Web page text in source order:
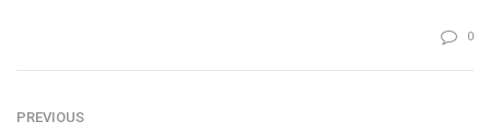
0
PREVIOUS